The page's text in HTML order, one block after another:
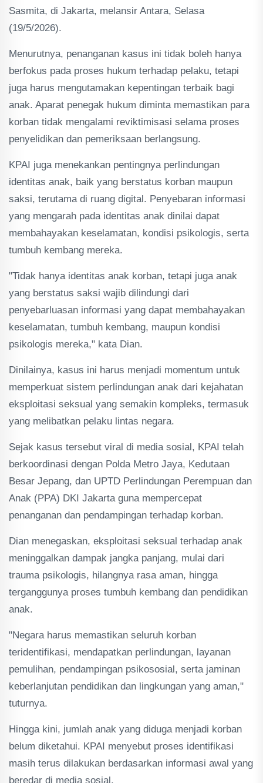
Sasmita, di Jakarta, melansir Antara, Selasa
(19/5/2026).
Menurutnya, penanganan kasus ini tidak boleh hanya
berfokus pada proses hukum terhadap pelaku, tetapi
juga harus mengutamakan kepentingan terbaik bagi
anak. Aparat penegak hukum diminta memastikan para
korban tidak mengalami reviktimisasi selama proses
penyelidikan dan pemeriksaan berlangsung.
KPAI juga menekankan pentingnya perlindungan
identitas anak, baik yang berstatus korban maupun
saksi, terutama di ruang digital. Penyebaran informasi
yang mengarah pada identitas anak dinilai dapat
membahayakan keselamatan, kondisi psikologis, serta
tumbuh kembang mereka.
"Tidak hanya identitas anak korban, tetapi juga anak
yang berstatus saksi wajib dilindungi dari
penyebarluasan informasi yang dapat membahayakan
keselamatan, tumbuh kembang, maupun kondisi
psikologis mereka," kata Dian.
Dinilainya, kasus ini harus menjadi momentum untuk
memperkuat sistem perlindungan anak dari kejahatan
eksploitasi seksual yang semakin kompleks, termasuk
yang melibatkan pelaku lintas negara.
Sejak kasus tersebut viral di media sosial, KPAI telah
berkoordinasi dengan Polda Metro Jaya, Kedutaan
Besar Jepang, dan UPTD Perlindungan Perempuan dan
Anak (PPA) DKI Jakarta guna mempercepat
penanganan dan pendampingan terhadap korban.
Dian menegaskan, eksploitasi seksual terhadap anak
meninggalkan dampak jangka panjang, mulai dari
trauma psikologis, hilangnya rasa aman, hingga
terganggunya proses tumbuh kembang dan pendidikan
anak.
"Negara harus memastikan seluruh korban
teridentifikasi, mendapatkan perlindungan, layanan
pemulihan, pendampingan psikososial, serta jaminan
keberlanjutan pendidikan dan lingkungan yang aman,"
tuturnya.
Hingga kini, jumlah anak yang diduga menjadi korban
belum diketahui. KPAI menyebut proses identifikasi
masih terus dilakukan berdasarkan informasi awal yang
beredar di media sosial.